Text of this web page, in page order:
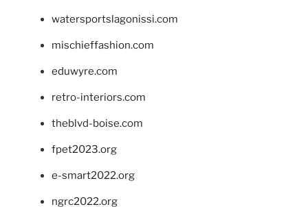
watersportslagonissi.com
mischieffashion.com
eduwyre.com
retro-interiors.com
theblvd-boise.com
fpet2023.org
e-smart2022.org
ngrc2022.org